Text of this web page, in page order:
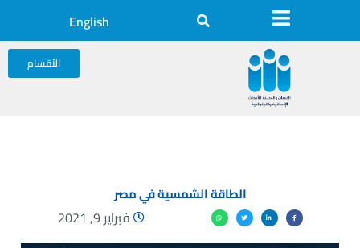
English
الأقسام
الطاقة الشمسية في مصر
فبراير 9, 2021